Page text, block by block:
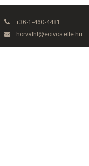
+36-1-460-4481
horvathl@eotvos.elte.hu